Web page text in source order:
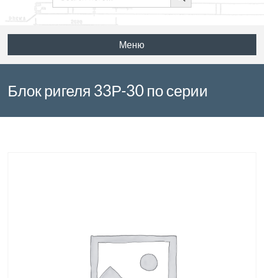
for:
Button
Меню
Блок ригеля 33Р-30 по серии